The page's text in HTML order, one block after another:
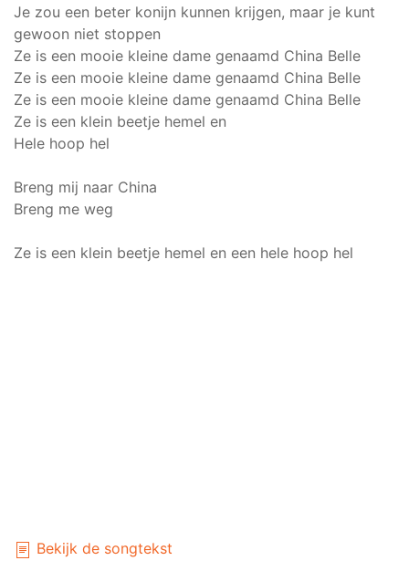
Je zou een beter konijn kunnen krijgen, maar je kunt
gewoon niet stoppen
Ze is een mooie kleine dame genaamd China Belle
Ze is een mooie kleine dame genaamd China Belle
Ze is een mooie kleine dame genaamd China Belle
Ze is een klein beetje hemel en
Hele hoop hel
Breng mij naar China
Breng me weg
Ze is een klein beetje hemel en een hele hoop hel
Bekijk de songtekst